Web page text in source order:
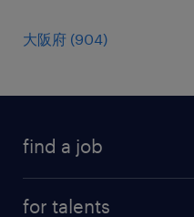
大阪府 (904)
find a job
for talents